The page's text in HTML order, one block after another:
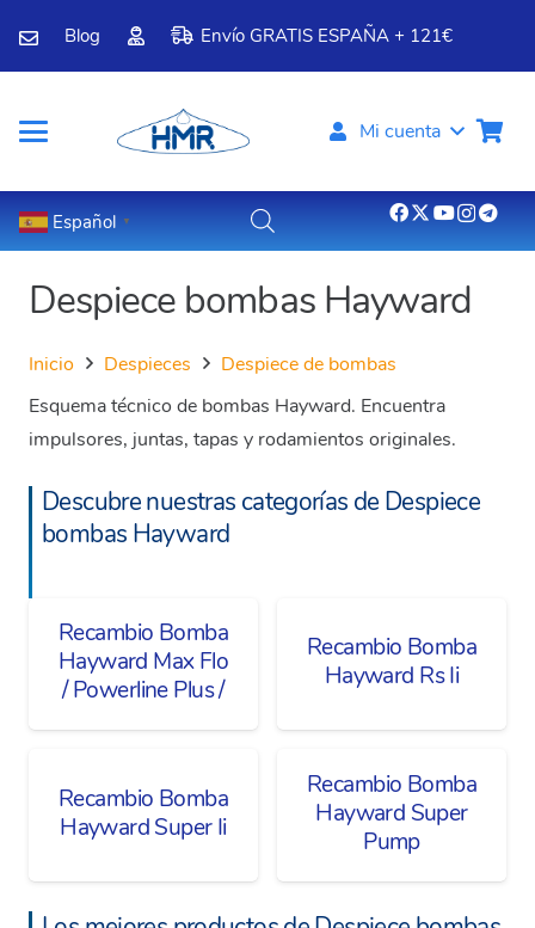
Blog Envío GRATIS ESPAÑA + 121€
Mi cuenta
Español ▼
Despiece bombas Hayward
Inicio Despieces
Despiece de bombas
Esquema técnico de bombas Hayward. Encuentra
impulsores, juntas, tapas y rodamientos originales.
Descubre nuestras categorías de Despiece
bombas Hayward
Recambio Bomba
Hayward Max Flo
/ Powerline Plus /
Recambio Bomba
Hayward Rs Ii
Recambio Bomba
Hayward Super Ii
Recambio Bomba
Hayward Super
Pump